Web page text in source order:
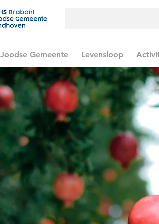
Joodse Gemeente Levensloop